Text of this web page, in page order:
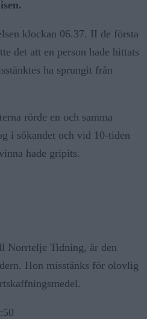
klockan 06.37. II de första
det att en person hade hittats
ha sprungit från
rörde en och samma
i sökandet och vid 10-tiden
hade gripits.
Norrtelje Tidning, är den
Hon misstänks för olovlig